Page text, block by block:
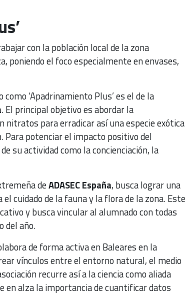
con la población local de la zona
poniendo el foco especialmente en envases,
‘Apadrinamiento Plus’ es el de la
. El principal objetivo es abordar la
nitratos para erradicar así una especie exótica
Para potenciar el impacto positivo del
su actividad como la concienciación, la
deADASEC España, busca lograr una
cuidado de la fauna y la flora de la zona. Este
y busca vincular al alumnado con todas
del año.
de forma activa en Baleares en la
vínculos entre el entorno natural, el medio
recurre así a la ciencia como aliada
en alza la importancia de cuantificar datos